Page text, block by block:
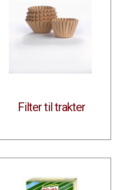
Filter til trakter